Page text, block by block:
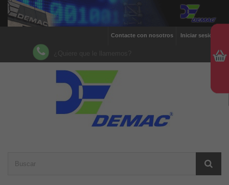
Iniciar sesión
Contacte con nosotros